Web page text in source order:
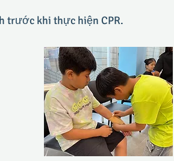
trước khi thực hiện CPR.